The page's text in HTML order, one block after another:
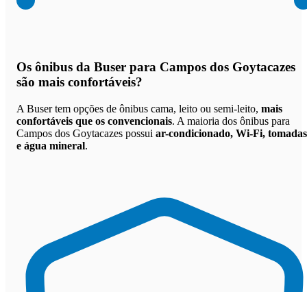
Os ônibus da Buser para Campos dos Goytacazes
são mais confortáveis?
A Buser tem opções de ônibus cama, leito ou semi-leito, mais
confortáveis que os convencionais. A maioria dos ônibus para
Campos dos Goytacazes possui ar-condicionado, Wi-Fi, tomadas
e água mineral.